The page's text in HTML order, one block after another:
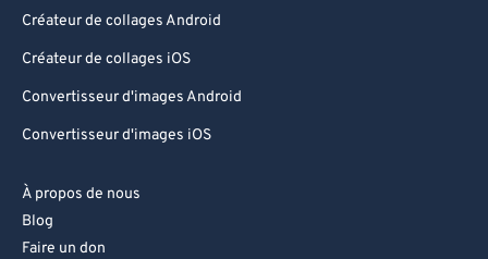
Créateur de collages Android
Créateur de collages iOS
Convertisseur d'images Android
Convertisseur d'images iOS
À propos de nous
Blog
Faire un don